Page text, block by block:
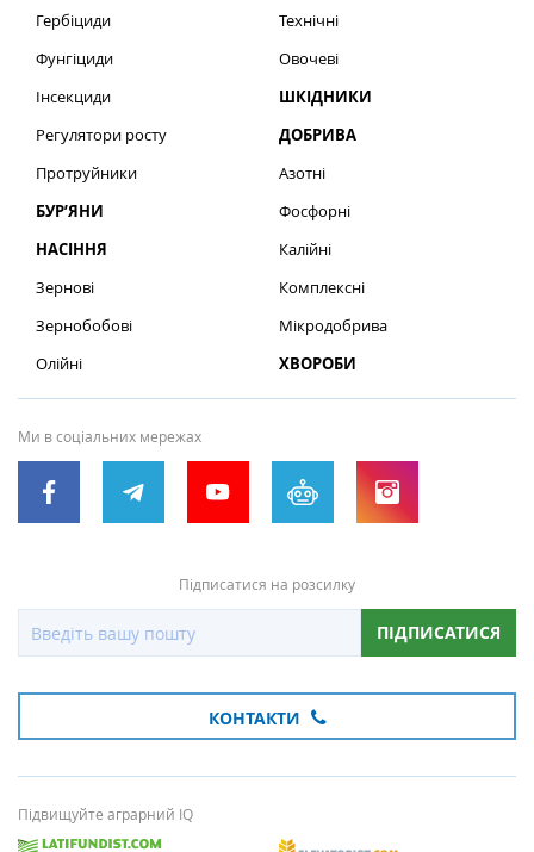
Гербіциди
Фунгіциди
Інсекциди
Регулятори росту
Протруйники
БУР’ЯНИ
НАСІННЯ
Зернові
Зернобобові
Олійні
Технічні
Овочеві
ШКІДНИКИ
ДОБРИВА
Азотні
Фосфорні
Калійні
Комплексні
Мікродобрива
ХВОРОБИ
Ми в соціальних мережах
Підписатися на розсилку
ПІДПИСАТИСЯ
КОНТАКТИ
Підвищуйте аграрний IQ